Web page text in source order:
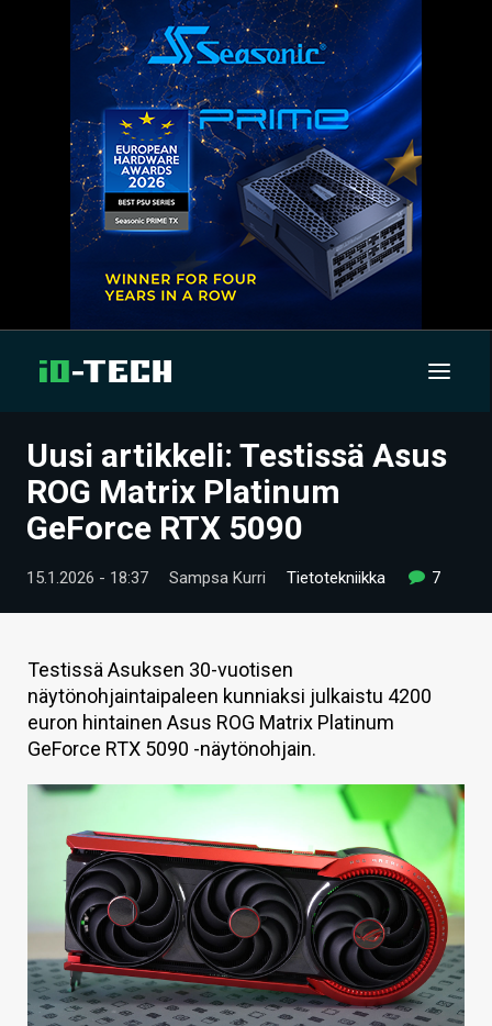
UUTISET
ARTIKKELIT
VIDEOT
TECHBBS
TIETOA
HINTA.FI
KAUPPA
VAIHDA TEEMA
HAKU
Uusi artikkeli: Testissä Asus
ROG Matrix Platinum
GeForce RTX 5090
15.1.2026 - 18:37 Sampsa Kurri Tietotekniikka 7
Testissä Asuksen 30-vuotisen
näytönohjaintaipaleen kunniaksi julkaistu 4200
euron hintainen Asus ROG Matrix Platinum
GeForce RTX 5090 -näytönohjain.